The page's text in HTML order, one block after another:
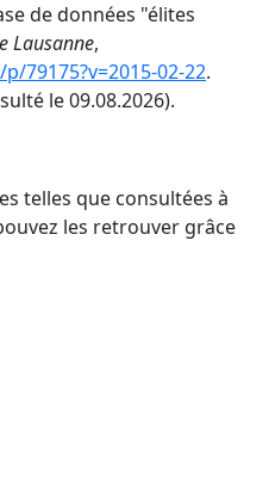
de données "élites
Lausanne,
79175?v=2015-02-22.
le 09.08.2026).
telles que consultées à
les retrouver grâce